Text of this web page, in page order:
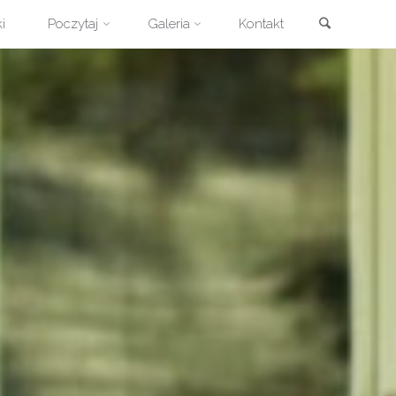
Poczytaj Galeria Kontakt